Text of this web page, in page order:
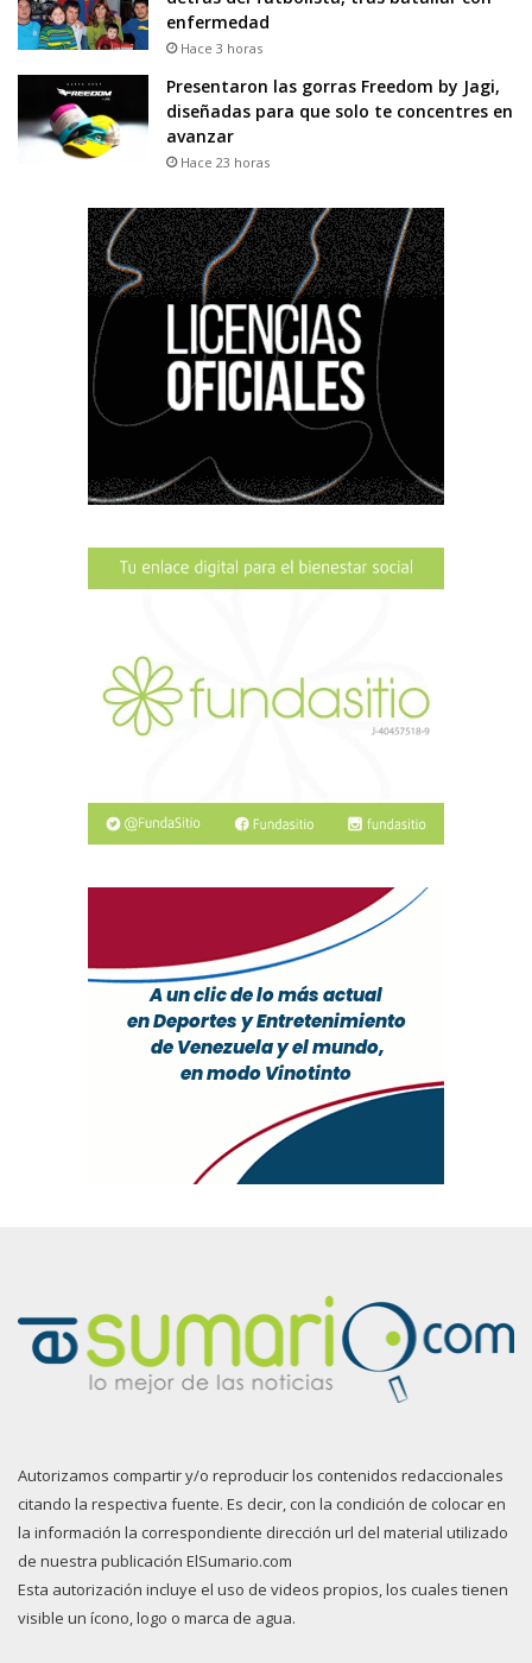
enfermedad
Hace 3 horas
Presentaron las gorras Freedom by Jagi,
diseñadas para que solo te concentres en
avanzar
Hace 23 horas
Autorizamos compartir y/o reproducir los contenidos redaccionales
citando la respectiva fuente. Es decir, con la condición de colocar en
la información la correspondiente dirección url del material utilizado
de nuestra publicación ElSumario.com
Esta autorización incluye el uso de videos propios, los cuales tienen
visible un ícono, logo o marca de agua.